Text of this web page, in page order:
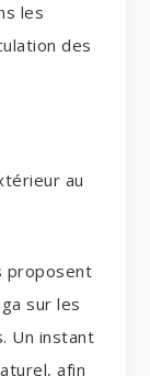
les
des
au
proposent
sur les
Un instant
afin